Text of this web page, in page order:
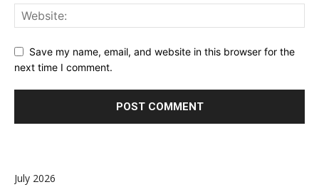
Save my name, email, and website in this browser for the
next time I comment.
July 2026